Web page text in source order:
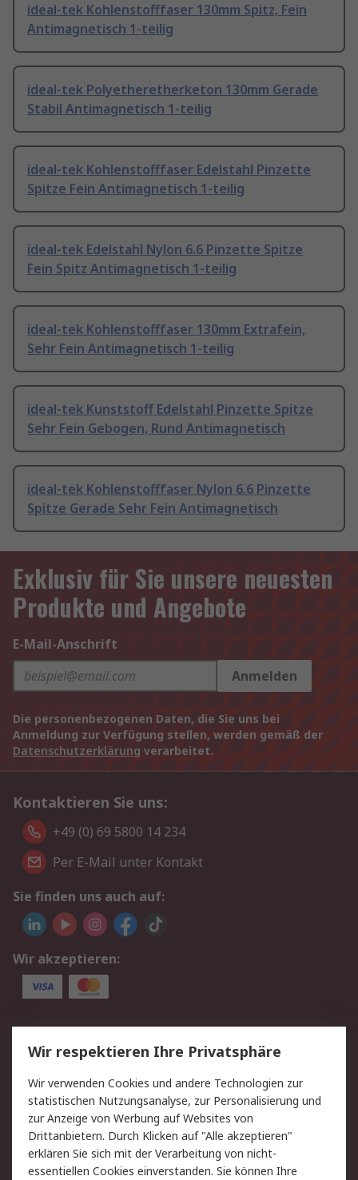
ideal-tek Kohlenstofffaser 130mm Spitz, Fein
Antimagnetisch 1-teilig
ideal-tek Polyetheretherketon 130mm Gerade
Stabil Antimagnetisch 1-teilig
ideal-tek Kohlenstofffaser Edelstahl Pinzette
Spitze Fein Antimagnetisch 1-teilig
ideal-tek Edelstahl Nylon 6.6 Pinzette Spitze
Fein Spitz Antimagnetisch 1-teilig
ideal-tek Kohlenstofffaser 130mm Extrafein,
Sehr Fein Antimagnetisch 1-teilig
ideal-tek Kunststoff Edelstahl Pinzette Spitze
Sehr Fein Gebogen, Rund Antimagnetisch
ideal-tek Kohlenstofffaser Nylon 6.6 Pinzette
Spitze Gerade Sehr Fein Antimagnetisch
Exklusiv für Sie unsere neuesten
Produkte und Angebote
E-Mail-Anschrift
Anmelden
Die personenbezogenen Daten, die Sie uns bei
Anmeldung zur Verfügung stellen, werden gemäß der
Datenschutzerklärung verarbeitet.
Kontaktieren Sie uns:
+49 (0) 69 5800 14 234
Per E-Mail unter Kontakt
Sie finden uns auch auf:
Wir akzeptieren:
Service
Value Added Services
Lieferlösungen
Rücksendungen
Kontakt
Hilfe
Privatkunden
Rechtliches
Wir respektieren Ihre Privatsphäre
Wir verwenden Cookies und andere Technologien zur
statistischen Nutzungsanalyse, zur Personalisierung und
zur Anzeige von Werbung auf Websites von
Drittanbietern. Durch Klicken auf "Alle akzeptieren"
erklären Sie sich mit der Verarbeitung von nicht-
essentiellen Cookies einverstanden. Sie können Ihre